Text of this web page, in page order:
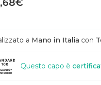
a Mano in Italia con
Questo capo è